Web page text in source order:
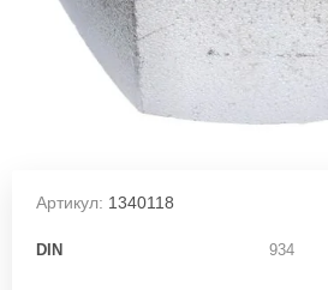
Артикул: 1340118
DIN 934